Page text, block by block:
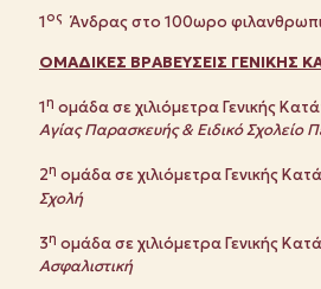
1ος Άνδρας στο 100ωρο
ΟΜΑΔΙΚΕΣ ΒΡΑΒΕΥΣΕΙΣ ΓΕΝΙΚΗΣ
1η ομάδα σε χιλιόμετρα Γενικής
Αγίας Παρασκευής & Ειδικό Σχολείο
2η ομάδα σε χιλιόμετρα Γενικής
Σχολή
3η ομάδα σε χιλιόμετρα Γενικής
Ασφαλιστική